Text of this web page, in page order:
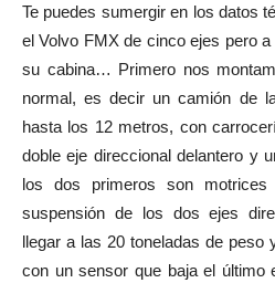
Te puedes sumergir en los datos
el Volvo FMX de cinco ejes pero
su cabina… Primero nos
normal, es decir un camión de
hasta los 12 metros, con
doble eje direccional delantero y
los dos primeros son
suspensión de los dos ejes
llegar a las 20 toneladas de peso
con un sensor que baja el último